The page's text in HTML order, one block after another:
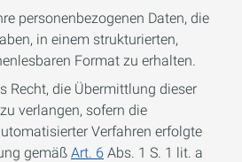
personenbezogenen Daten, die
in einem strukturierten,
Format zu erhalten.
Recht, die Übermittlung dieser
verlangen, sofern die
Verfahren erfolgte
gemäß Art. 6 Abs. 1 S. 1 lit. a